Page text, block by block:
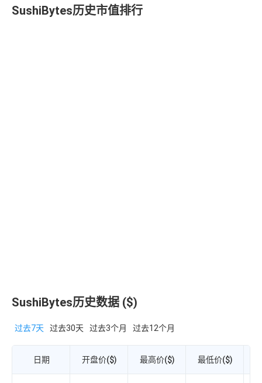
SushiBytes历史市值排行
SushiBytes历史数据 ($)
过去7天 过去30天 过去3个月 过去12个月
日期 开盘价($) 最高价($) 最低价($)